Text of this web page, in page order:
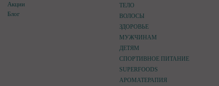
Акции
Блог
ТЕЛО
ВОЛОСЫ
ЗДОРОВЬЕ
МУЖЧИНАМ
ДЕТЯМ
СПОРТИВНОЕ ПИТАНИЕ
SUPERFOODS
АРОМАТЕРАПИЯ